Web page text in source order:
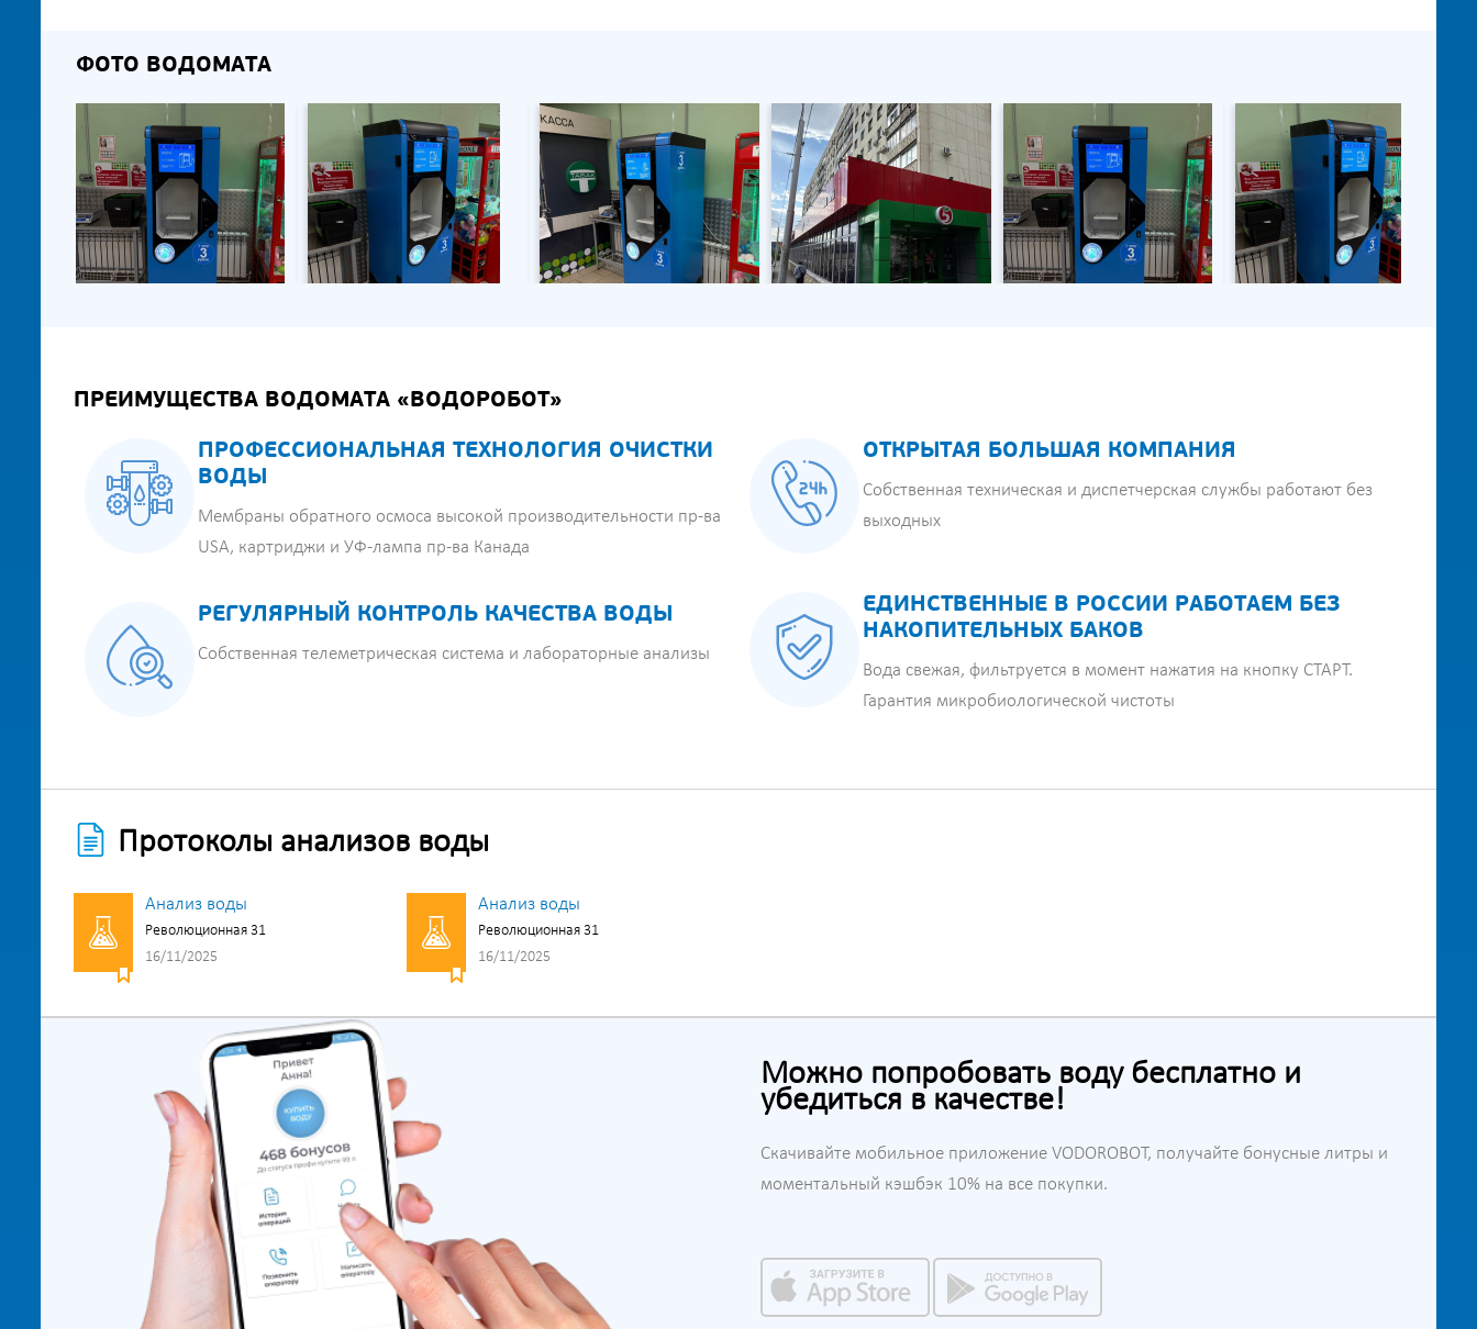
ФОТО ВОДОМАТА
ПРЕИМУЩЕСТВА ВОДОМАТА «ВОДОРОБОТ»
ПРОФЕССИОНАЛЬНАЯ ТЕХНОЛОГИЯ ОЧИСТКИ
ВОДЫ
Мембраны обратного осмоса высокой производительности пр-ва
USA, картриджи и УФ-лампа пр-ва Канада
РЕГУЛЯРНЫЙ КОНТРОЛЬ КАЧЕСТВА ВОДЫ
Собственная телеметрическая система и лабораторные анализы
ОТКРЫТАЯ БОЛЬШАЯ КОМПАНИЯ
Собственная техническая и диспетчерская службы работают без
выходных
ЕДИНСТВЕННЫЕ В РОССИИ РАБОТАЕМ БЕЗ
НАКОПИТЕЛЬНЫХ БАКОВ
Вода свежая, фильтруется в момент нажатия на кнопку СТАРТ.
Гарантия микробиологической чистоты
Протоколы анализов воды
Анализ воды
Революционная 31
16/11/2025
Анализ воды
Революционная 31
16/11/2025
Можно попробовать воду бесплатно и
убедиться в качестве!
Скачивайте мобильное приложение VODOROBOT, получайте бонусные литры и
моментальный кэшбэк 10% на все покупки.